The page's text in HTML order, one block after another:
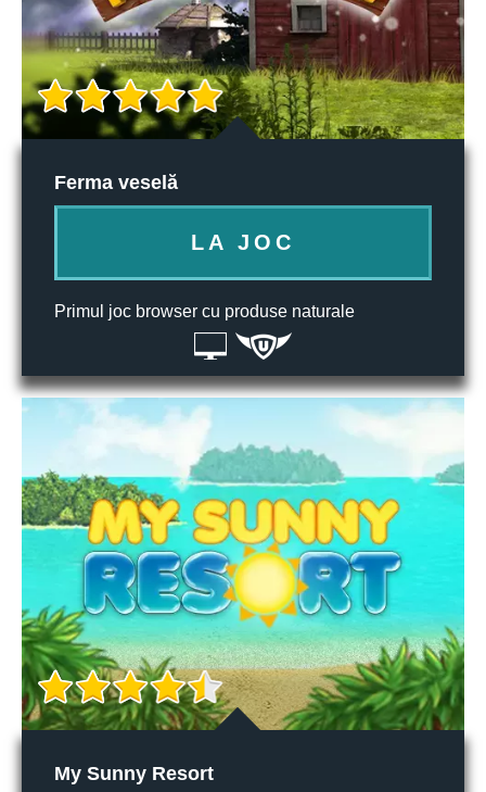
Ferma veselă
LA JOC
Primul joc browser cu produse naturale
My Sunny Resort